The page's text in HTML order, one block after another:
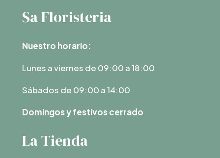
Sa Floristeria
Nuestro horario:
Lunes a viernes de 09:00 a 18:00
Sábados de 09:00 a 14:00
Domingos y festivos cerrado
La Tienda